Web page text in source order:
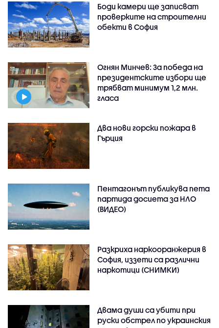
Боди камери ще записват
проверките на строителни
обекти в София
Огнян Минчев: За победа на
президентските избори ще
трябват минимум 1,2 млн.
гласа
Два нови горски пожара в
Гърция
Пентагонът публикува пета
партида досиета за НЛО
(ВИДЕО)
Разкриха наркооранжерия в
София, иззети са различни
наркотици (СНИМКИ)
Двама души са убити при
руски обстрeл по украинския